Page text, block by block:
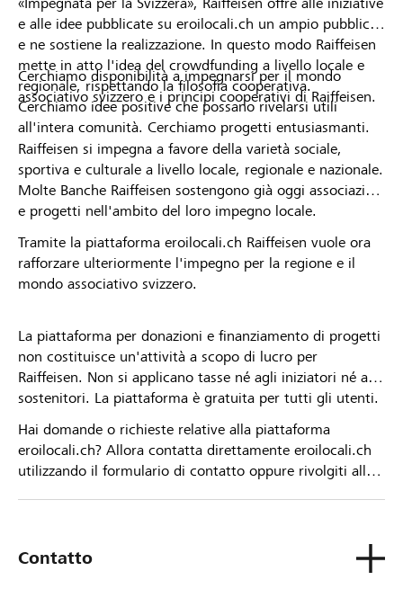
e alle idee pubblicate su eroilocali.ch un ampio pubblico
e ne sostiene la realizzazione. In questo modo Raiffeisen
mette in atto l'idea del crowdfunding a livello locale e
regionale, rispettando la filosofia cooperativa.
Cerchiamo idee positive che possano rivelarsi utili
all'intera comunità. Cerchiamo progetti entusiasmanti.
Cerchiamo disponibilità a impegnarsi per il mondo
associativo svizzero e i principi cooperativi di Raiffeisen.
Raiffeisen si impegna a favore della varietà sociale,
sportiva e culturale a livello locale, regionale e nazionale.
Molte Banche Raiffeisen sostengono già oggi associazioni
e progetti nell'ambito del loro impegno locale.
Tramite la piattaforma eroilocali.ch Raiffeisen vuole ora
rafforzare ulteriormente l'impegno per la regione e il
mondo associativo svizzero.
La piattaforma per donazioni e finanziamento di progetti
non costituisce un'attività a scopo di lucro per
Raiffeisen. Non si applicano tasse né agli iniziatori né ai
sostenitori. La piattaforma è gratuita per tutti gli utenti.
Hai domande o richieste relative alla piattaforma
eroilocali.ch? Allora contatta direttamente eroilocali.ch
utilizzando il formulario di contatto oppure rivolgiti alla
Contatto